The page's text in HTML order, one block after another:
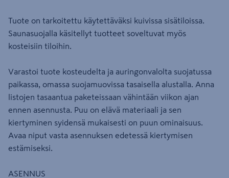
Tuote on tarkoitettu käytettäväksi kuivissa sisätiloissa.
Saunasuojalla käsitellyt tuotteet soveltuvat myös
kosteisiin tiloihin.
Varastoi tuote kosteudelta ja auringonvalolta suojatussa
paikassa, omassa suojamuovissa tasaisella alustalla. Anna
listojen tasaantua paketeissaan vähintään viikon ajan
ennen asennusta. Puu on elävä materiaali ja sen
kiertyminen syidensä mukaisesti on puun ominaisuus.
Avaa niput vasta asennuksen edetessä kiertymisen
estämiseksi.
ASENNUS